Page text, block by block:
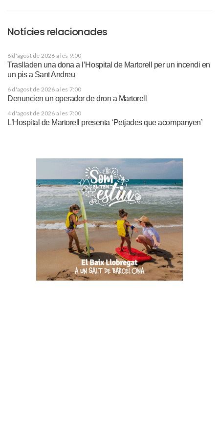
Notícies relacionades
6 d'agost de 2026 a les 9:00
Traslladen una dona a l’Hospital de Martorell per un incendi en
un pis a Sant Andreu
6 d'agost de 2026 a les 7:00
Denuncien un operador de dron a Martorell
4 d'agost de 2026 a les 7:00
L’Hospital de Martorell presenta ‘Petjades que acompanyen’